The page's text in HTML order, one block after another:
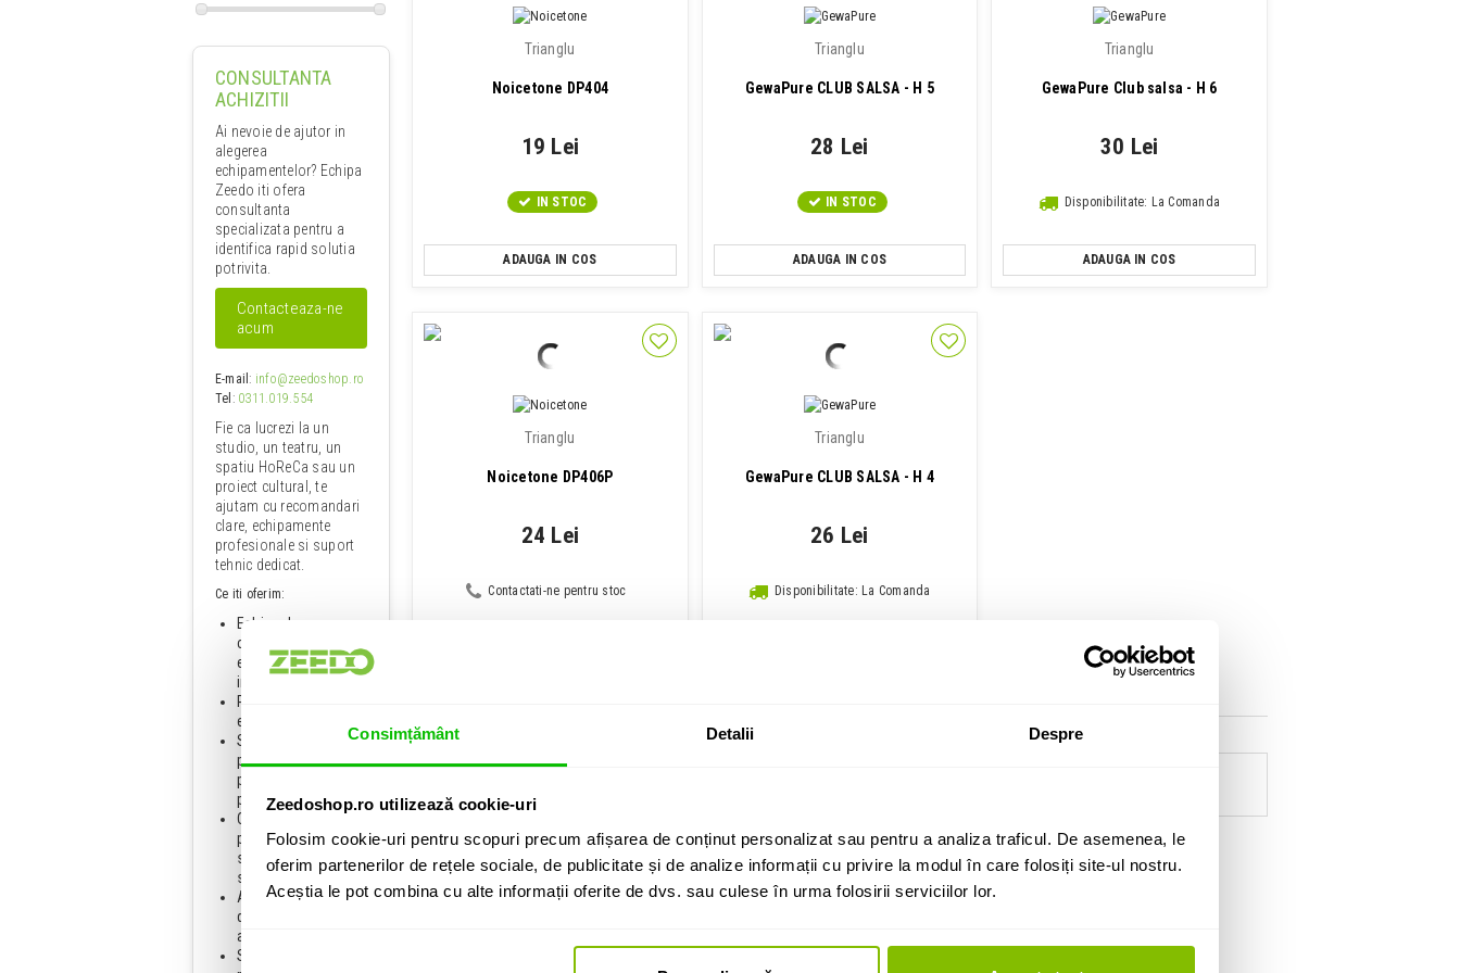
Consimțământ Detalii Despre
Zeedoshop.ro utilizează cookie-uri
Folosim cookie-uri pentru scopuri precum afișarea de conținut personalizat sau pentru a analiza traficul. De asemenea, le
oferim partenerilor de rețele sociale, de publicitate și de analize informații cu privire la modul în care folosiți site-ul nostru.
Aceștia le pot combina cu alte informații oferite de dvs. sau culese în urma folosirii serviciilor lor.
CONSULTANTA
ACHIZITII
Ai nevoie de ajutor in
alegerea
echipamentelor? Echipa
Zeedo iti ofera
consultanta
specializata pentru a
identifica rapid solutia
potrivita.
Contacteaza-ne
acum
E-mail : info@zeedoshop.ro
Tel : 0311.019.554
Fie ca lucrezi la un
studio, un teatru, un
spatiu HoReCa sau un
proiect cultural, te
ajutam cu recomandari
clare, echipamente
profesionale si suport
tehnic dedicat.
Ce iti oferim:
Echipa de
consultanti cu
experienta practica
in domeniu;
Peste 17 ani de
experienta Zeedo;
Solutii
personalizate
pentru fiecare tip de
proiect;
Consultanta,
proiectare,
sonorizare, iluminat
si scenotehnica;
Acces la branduri
de top si tehnologii
actuale;
Suport si instructaj
Trianglu
Noicetone DP404
19 Lei
IN STOC
ADAUGA IN COS
Trianglu
GewaPure CLUB SALSA - H 5
28 Lei
IN STOC
ADAUGA IN COS
Trianglu
GewaPure Club salsa - H 6
30 Lei
Disponibilitate: La Comanda
ADAUGA IN COS
Trianglu
Noicetone DP406P
24 Lei
Contactati-ne pentru stoc
Trianglu
GewaPure CLUB SALSA - H 4
26 Lei
Disponibilitate: La Comanda